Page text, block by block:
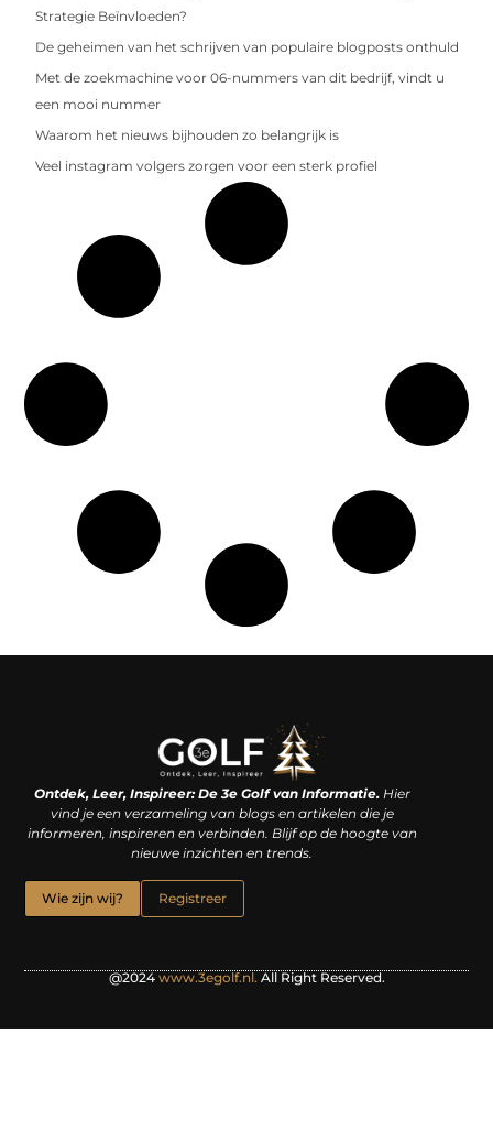
Strategie Beïnvloeden?
De geheimen van het schrijven van populaire blogposts onthuld
Met de zoekmachine voor 06-nummers van dit bedrijf, vindt u
een mooi nummer
Waarom het nieuws bijhouden zo belangrijk is
Veel instagram volgers zorgen voor een sterk profiel
Ontdek, Leer, Inspireer: De 3e Golf van Informatie.Hier
vind je een verzameling van blogs en artikelen die je
informeren, inspireren en verbinden. Blijf op de hoogte van
nieuwe inzichten en trends.
Wie zijn wij? Registreer
@2024 www.3egolf.nl. All Right Reserved.